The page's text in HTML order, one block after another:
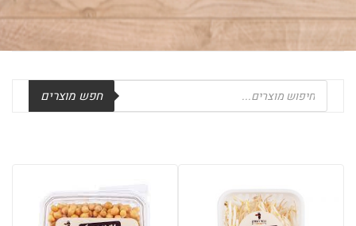
search
חפש מוצרים